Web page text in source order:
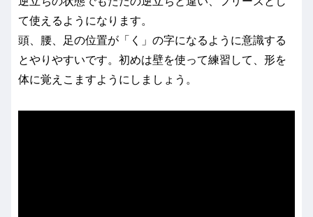
て使えるようになります。
頭、腰、足の位置が「く」の字になるように意識する
とやりやすいです。初めは壁を使って練習して、形を
体に覚えこますようにしましょう。